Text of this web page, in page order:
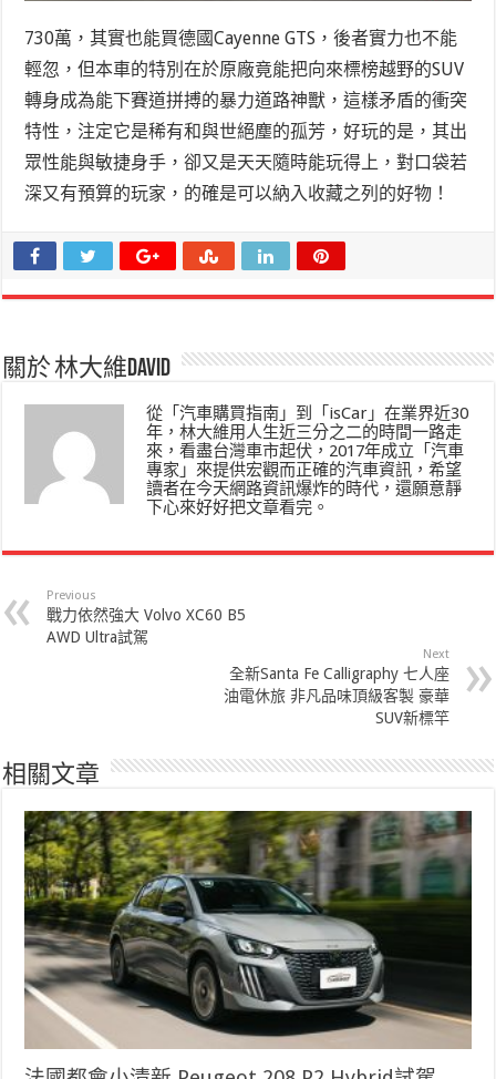
730萬，其實也能買德國Cayenne GTS，後者實力也不能
輕忽，但本車的特別在於原廠竟能把向來標榜越野的SUV
轉身成為能下賽道拼搏的暴力道路神獸，這樣矛盾的衝突
特性，注定它是稀有和與世絕塵的孤芳，好玩的是，其出
眾性能與敏捷身手，卻又是天天隨時能玩得上，對口袋若
深又有預算的玩家，的確是可以納入收藏之列的好物！
關於 林大維David
從「汽車購買指南」到「isCar」在業界近30
年，林大維用人生近三分之二的時間一路走
來，看盡台灣車市起伏，2017年成立「汽車
專家」來提供宏觀而正確的汽車資訊，希望
讀者在今天網路資訊爆炸的時代，還願意靜
下心來好好把文章看完。
Previous
戰力依然強大 Volvo XC60 B5
AWD Ultra試駕
Next
全新Santa Fe Calligraphy 七人座
油電休旅 非凡品味頂級客製 豪華
SUV新標竿
相關文章